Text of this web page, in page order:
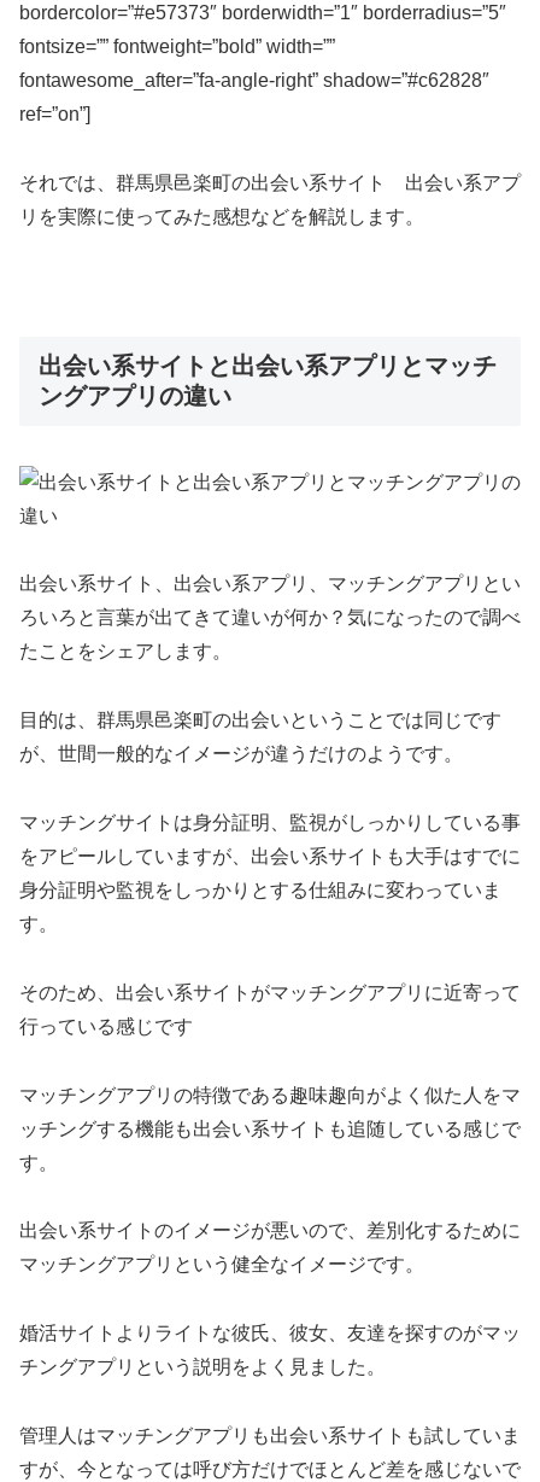
bordercolor=”#e57373″ borderwidth=”1″ borderradius=”5″
fontsize=”” fontweight=”bold” width=””
fontawesome_after=”fa-angle-right” shadow=”#c62828″
ref=”on”]
それでは、群馬県邑楽町の出会い系サイト 出会い系アプ
リを実際に使ってみた感想などを解説します。
出会い系サイトと出会い系アプリとマッチ
ングアプリの違い
出会い系サイト、出会い系アプリ、マッチングアプリとい
ろいろと言葉が出てきて違いが何か？気になったので調べ
たことをシェアします。
目的は、群馬県邑楽町の出会いということでは同じです
が、世間一般的なイメージが違うだけのようです。
マッチングサイトは身分証明、監視がしっかりしている事
をアピールしていますが、出会い系サイトも大手はすでに
身分証明や監視をしっかりとする仕組みに変わっていま
す。
そのため、出会い系サイトがマッチングアプリに近寄って
行っている感じです
マッチングアプリの特徴である趣味趣向がよく似た人をマ
ッチングする機能も出会い系サイトも追随している感じで
す。
出会い系サイトのイメージが悪いので、差別化するために
マッチングアプリという健全なイメージです。
婚活サイトよりライトな彼氏、彼女、友達を探すのがマッ
チングアプリという説明をよく見ました。
管理人はマッチングアプリも出会い系サイトも試していま
すが、今となっては呼び方だけでほとんど差を感じないで